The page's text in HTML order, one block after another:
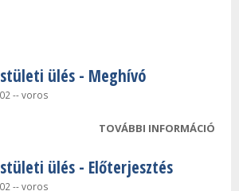
ülés - Meghívó
--voros
TOVÁBBI INFORMÁCIÓ
ülés - Előterjesztés
--voros